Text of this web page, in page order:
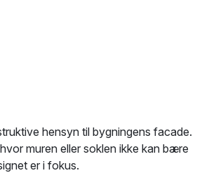
hensyn til bygningens facade.
muren eller soklen ikke kan bære
er i fokus.